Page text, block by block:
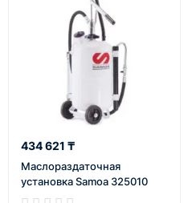
434 621 ₸
Маслораздаточная
установка Samoa 325010